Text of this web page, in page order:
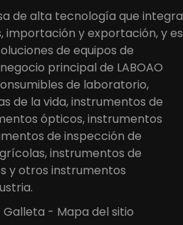
de alta tecnología que integra
importación y exportación, y es
de equipos de
principal de LABOAO
de laboratorio,
de la vida, instrumentos de
ópticos, instrumentos
de inspección de
instrumentos de
y otros instrumentos
Galleta - Mapa del sitio